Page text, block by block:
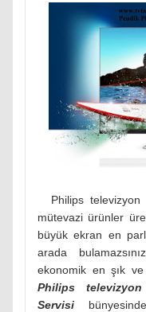
Philips televizyon
mütevazi ürünler
büyük ekran en
arada
ekonomik en şık ve
Philips televizyon
Servisi